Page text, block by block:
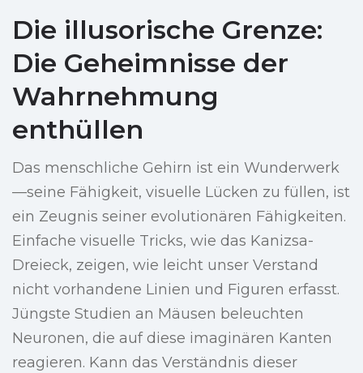
Die illusorische Grenze:
Die Geheimnisse der
Wahrnehmung
enthüllen
Das menschliche Gehirn ist ein Wunderwerk
—seine Fähigkeit, visuelle Lücken zu füllen, ist
ein Zeugnis seiner evolutionären Fähigkeiten.
Einfache visuelle Tricks, wie das Kanizsa-
Dreieck, zeigen, wie leicht unser Verstand
nicht vorhandene Linien und Figuren erfasst.
Jüngste Studien an Mäusen beleuchten
Neuronen, die auf diese imaginären Kanten
reagieren. Kann das Verständnis dieser